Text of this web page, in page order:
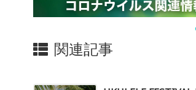
関連記事